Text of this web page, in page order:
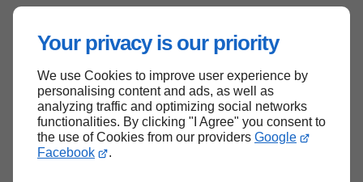
Your privacy is our priority
We use Cookies to improve user experience by
personalising content and ads, as well as
analyzing traffic and optimizing social networks
functionalities. By clicking "I Agree" you consent to
the use of Cookies from our providers Google
Facebook
.
Mentions légales
Plan du site
Haut de page